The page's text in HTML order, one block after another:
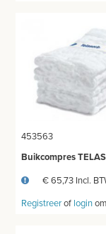
453563
Buikcompres
€ 65,73 Incl.
Registreerof login